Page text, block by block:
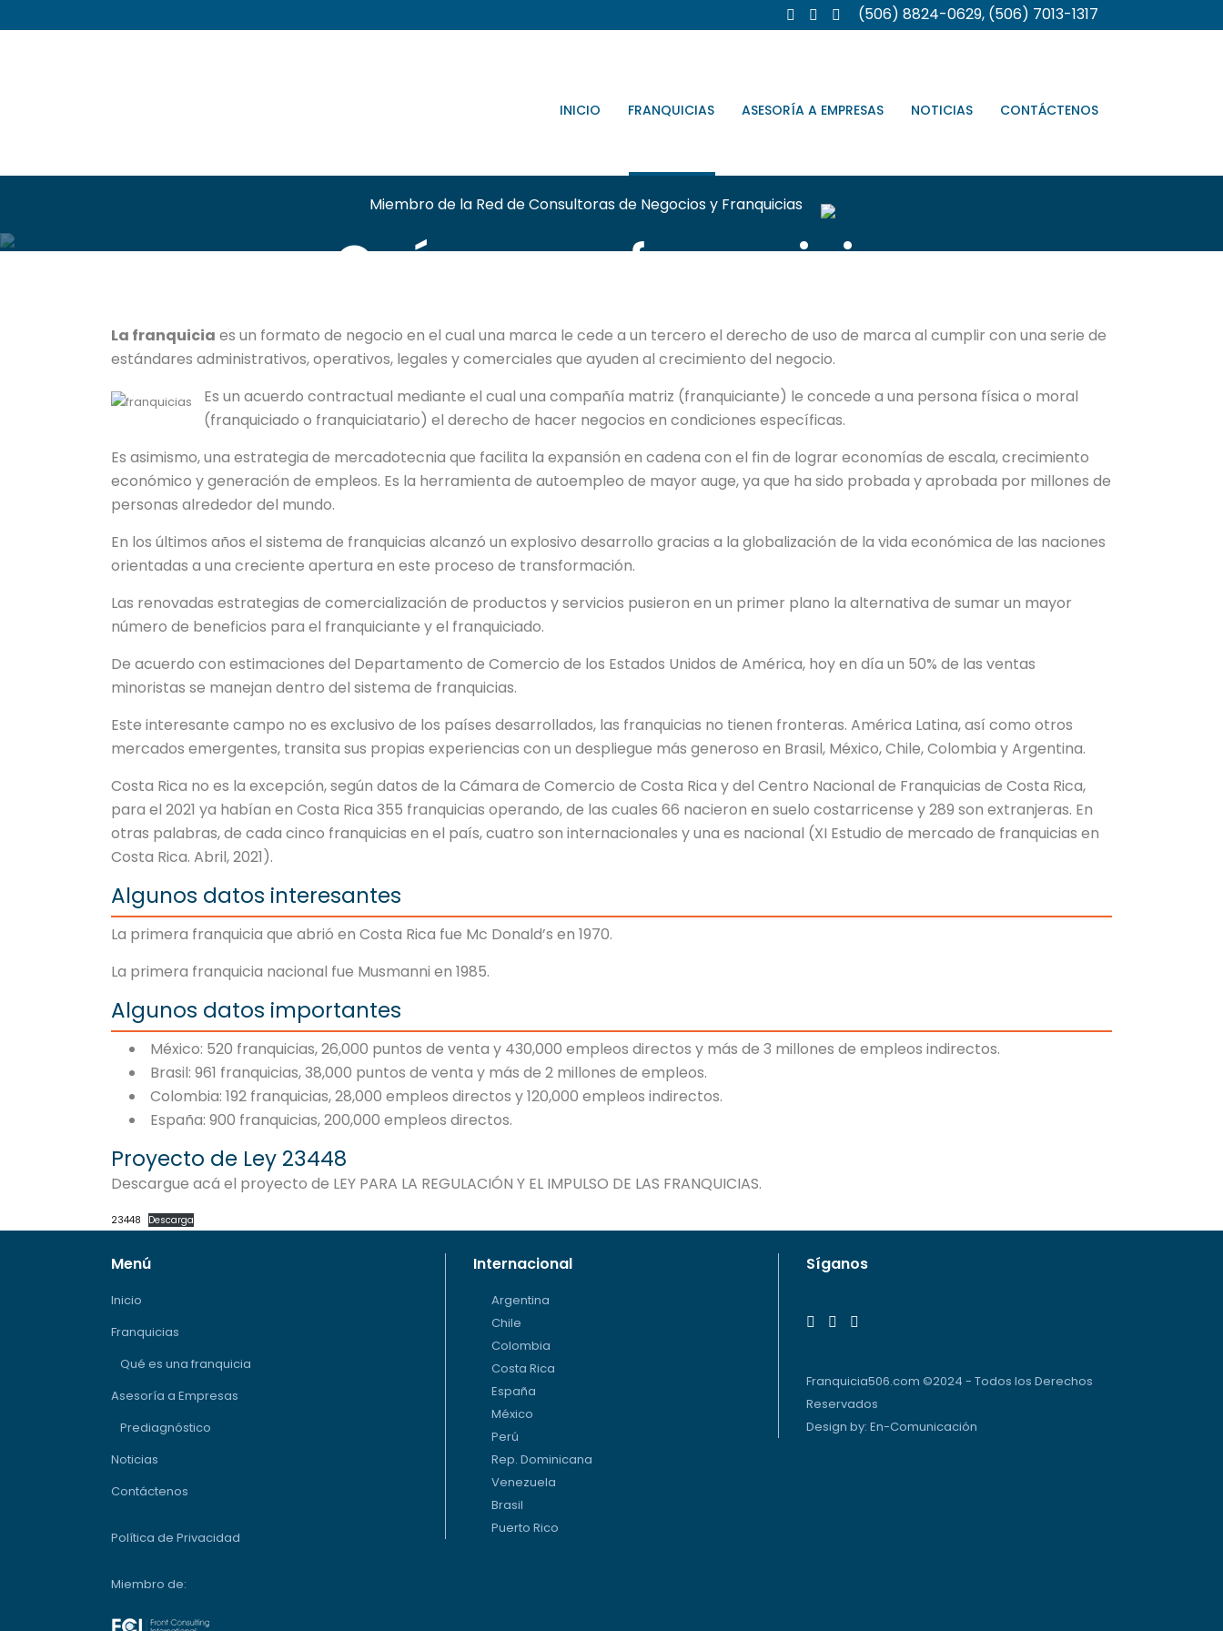
(506) 8824-0629, (506) 7013-1317
INICIO FRANQUICIAS ASESORÍA A EMPRESAS NOTICIAS CONTÁCTENOS
Miembro de la Red de Consultoras de Negocios y Franquicias
Qué es una franquicia
La franquicia es un formato de negocio en el cual una marca le cede a un tercero el derecho de uso de marca al cumplir con una serie de
estándares administrativos, operativos, legales y comerciales que ayuden al crecimiento del negocio.
Es un acuerdo contractual mediante el cual una compañía matriz (franquiciante) le concede a una persona física o moral
(franquiciado o franquiciatario) el derecho de hacer negocios en condiciones específicas.
Es asimismo, una estrategia de mercadotecnia que facilita la expansión en cadena con el fin de lograr economías de escala, crecimiento
económico y generación de empleos. Es la herramienta de autoempleo de mayor auge, ya que ha sido probada y aprobada por millones de
personas alrededor del mundo.
En los últimos años el sistema de franquicias alcanzó un explosivo desarrollo gracias a la globalización de la vida económica de las naciones
orientadas a una creciente apertura en este proceso de transformación.
Las renovadas estrategias de comercialización de productos y servicios pusieron en un primer plano la alternativa de sumar un mayor
número de beneficios para el franquiciante y el franquiciado.
De acuerdo con estimaciones del Departamento de Comercio de los Estados Unidos de América, hoy en día un 50% de las ventas
minoristas se manejan dentro del sistema de franquicias.
Este interesante campo no es exclusivo de los países desarrollados, las franquicias no tienen fronteras. América Latina, así como otros
mercados emergentes, transita sus propias experiencias con un despliegue más generoso en Brasil, México, Chile, Colombia y Argentina.
Costa Rica no es la excepción, según datos de la Cámara de Comercio de Costa Rica y del Centro Nacional de Franquicias de Costa Rica,
para el 2021 ya habían en Costa Rica 355 franquicias operando, de las cuales 66 nacieron en suelo costarricense y 289 son extranjeras. En
otras palabras, de cada cinco franquicias en el país, cuatro son internacionales y una es nacional (XI Estudio de mercado de franquicias en
Costa Rica. Abril, 2021).
Algunos datos interesantes
La primera franquicia que abrió en Costa Rica fue Mc Donald’s en 1970.
La primera franquicia nacional fue Musmanni en 1985.
Algunos datos importantes
México: 520 franquicias, 26,000 puntos de venta y 430,000 empleos directos y más de 3 millones de empleos indirectos.
Brasil: 961 franquicias, 38,000 puntos de venta y más de 2 millones de empleos.
Colombia: 192 franquicias, 28,000 empleos directos y 120,000 empleos indirectos.
España: 900 franquicias, 200,000 empleos directos.
Proyecto de Ley 23448
Descargue acá el proyecto de LEY PARA LA REGULACIÓN Y EL IMPULSO DE LAS FRANQUICIAS.
23448 Descarga
Menú
Inicio
Franquicias
Qué es una franquicia
Asesoría a Empresas
Prediagnóstico
Noticias
Contáctenos
Política de Privacidad
Miembro de:
Internacional
Argentina
Chile
Colombia
Costa Rica
España
México
Perú
Rep. Dominicana
Venezuela
Brasil
Puerto Rico
Síganos
Franquicia506.com ©2024 - Todos los Derechos
Reservados
Design by:En-Comunicación